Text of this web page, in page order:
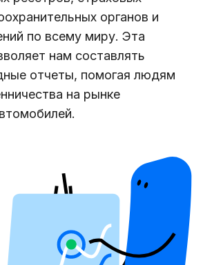
органов и
по всему миру. Эта
нам составлять
отчеты, помогая людям
на рынке